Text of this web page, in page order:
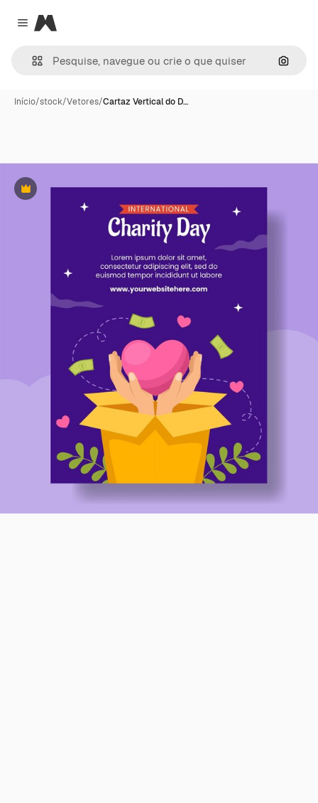
Close menu
Magnific
Início/stock/Vetores/Cartaz Vertical do D…
Premium